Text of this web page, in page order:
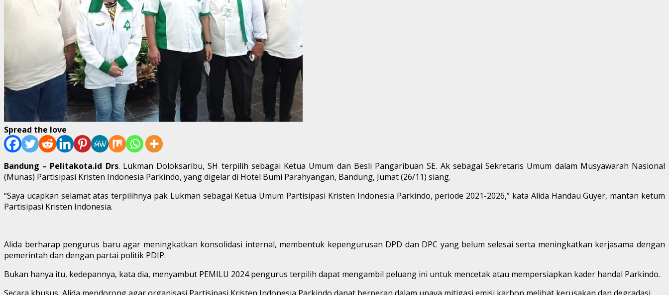
Spread the love
Bandung – Pelitakota.id Drs. Lukman Doloksaribu, SH terpilih sebagai Ketua Umum dan Besli Pangaribuan SE. Ak sebagai Sekretaris Umum dalam Musyawarah Nasional
(Munas) Partisipasi Kristen Indonesia Parkindo, yang digelar di Hotel Bumi Parahyangan, Bandung, Jumat (26/11) siang.
“Saya ucapkan selamat atas terpilihnya pak Lukman sebagai Ketua Umum Partisipasi Kristen Indonesia Parkindo, periode 2021-2026,” kata Alida Handau Guyer, mantan ketum
Partisipasi Kristen Indonesia.
Alida berharap pengurus baru agar meningkatkan konsolidasi internal, membentuk kepengurusan DPD dan DPC yang belum selesai serta meningkatkan kerjasama dengan
pemerintah dan dengan partai politik PDIP.
Bukan hanya itu, kedepannya, kata dia, menyambut PEMILU 2024 pengurus terpilih dapat mengambil peluang ini untuk mencetak atau mempersiapkan kader handal Parkindo.